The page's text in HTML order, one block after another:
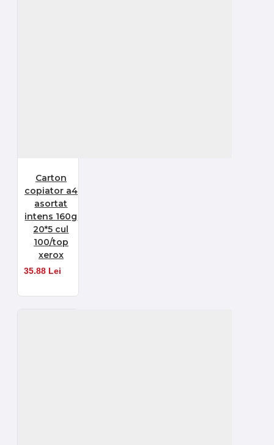
Carton
copiator a4
asortat
intens 160g
20*5 cul
100/top
xerox
35.88 Lei